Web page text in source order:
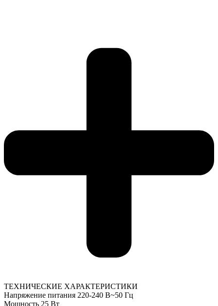
ТЕХНИЧЕСКИЕ ХАРАКТЕРИСТИКИ
Напряжение питания 220-240 В~50 Гц
Мощность 25 Вт